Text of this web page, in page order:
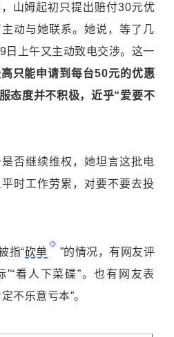
山姆起初只提出赔付30元优
动与她联系。她说，等了几
日上午又主动致电交涉。这一
只能申请到每台50元的优惠
态度并不积极，近乎“爱要不
否继续维权，她坦言这批电
时工作劳累，对要不要去投
指“砍单
”的情况，有网友评
”“看人下菜碟”。也有网友表
不乐意亏本”。